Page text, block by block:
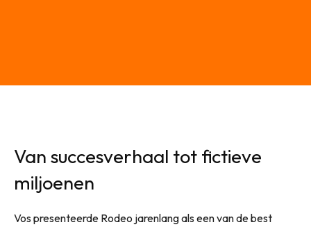
Van succesverhaal tot fictieve
miljoenen
Vos presenteerde Rodeo jarenlang als een van de best